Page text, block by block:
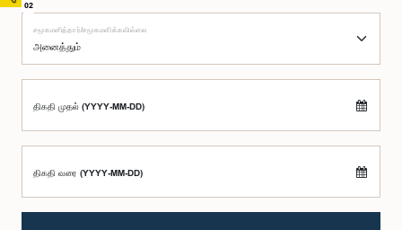
02
சமூகமளித்தார்/சமூகமளிக்கவில்லை
திகதி முதல் (YYYY-MM-DD)
திகதி வரை (YYYY-MM-DD)